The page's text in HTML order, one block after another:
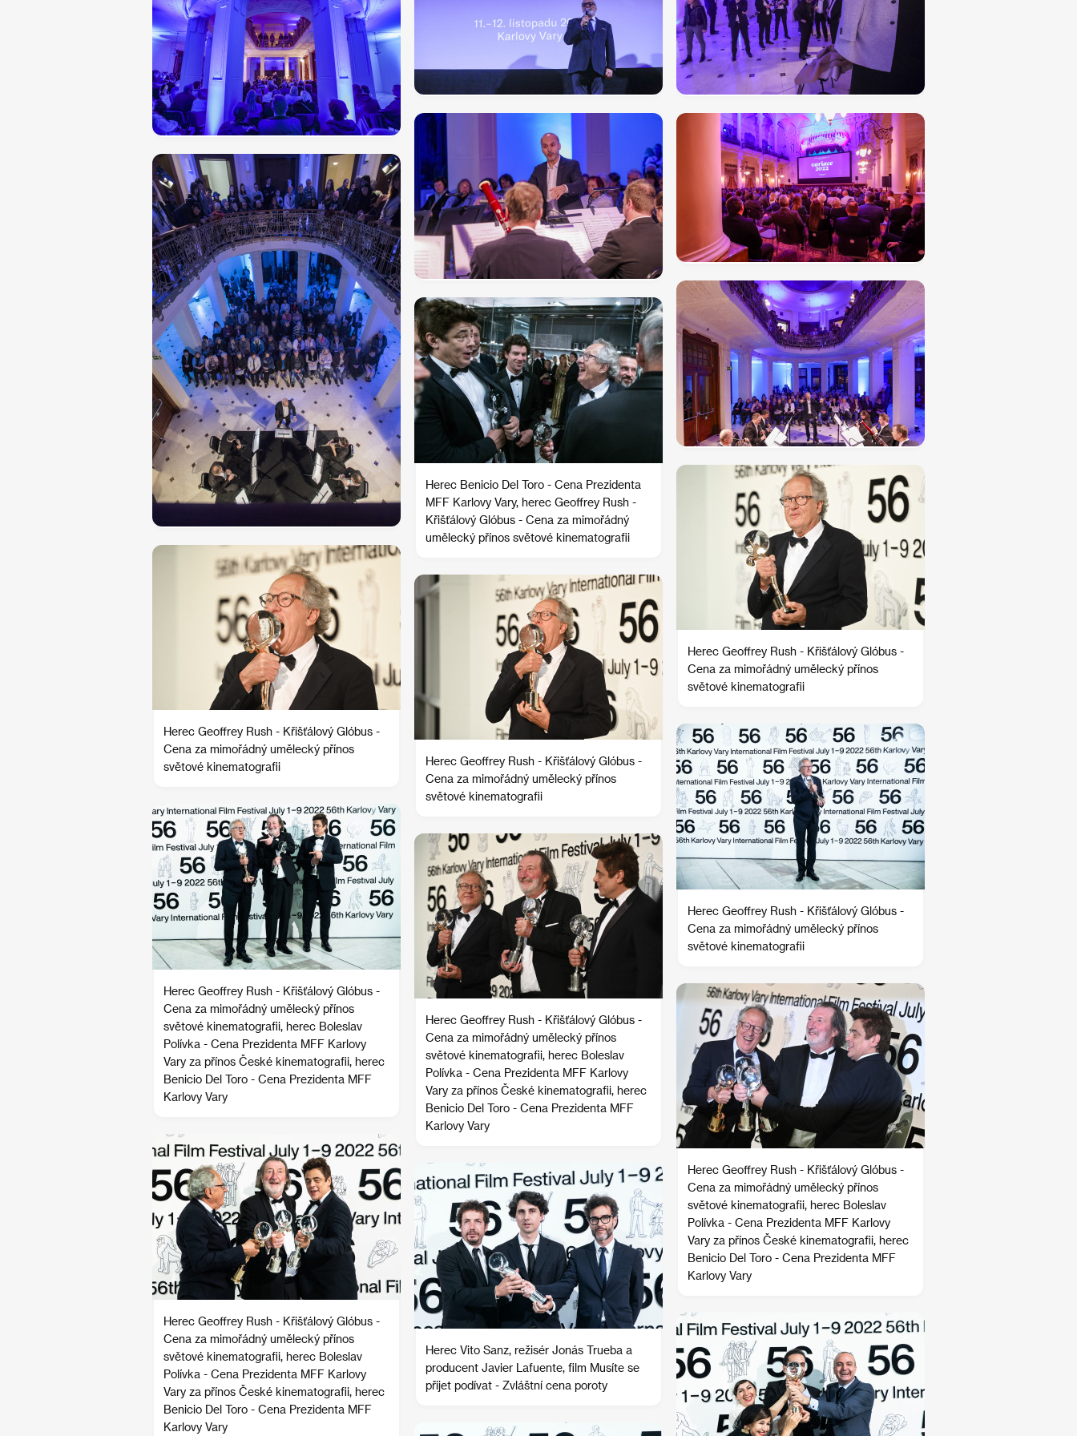
Herec Benicio Del Toro - Cena Prezidenta
MFF Karlovy Vary, herec Geoffrey Rush -
Křišťálový Glóbus - Cena za mimořádný
umělecký přínos světové kinematografii
Herec Geoffrey Rush - Křišťálový Glóbus -
Cena za mimořádný umělecký přínos
světové kinematografii
Herec Geoffrey Rush - Křišťálový Glóbus -
Cena za mimořádný umělecký přínos
světové kinematografii
Herec Geoffrey Rush - Křišťálový Glóbus -
Cena za mimořádný umělecký přínos
světové kinematografii
Herec Geoffrey Rush - Křišťálový Glóbus -
Cena za mimořádný umělecký přínos
světové kinematografii
Herec Geoffrey Rush - Křišťálový Glóbus -
Cena za mimořádný umělecký přínos
světové kinematografii, herec Boleslav
Polívka - Cena Prezidenta MFF Karlovy
Vary za přínos České kinematografii, herec
Benicio Del Toro - Cena Prezidenta MFF
Karlovy Vary
Herec Geoffrey Rush - Křišťálový Glóbus -
Cena za mimořádný umělecký přínos
světové kinematografii, herec Boleslav
Polívka - Cena Prezidenta MFF Karlovy
Vary za přínos České kinematografii, herec
Benicio Del Toro - Cena Prezidenta MFF
Karlovy Vary
Herec Geoffrey Rush - Křišťálový Glóbus -
Cena za mimořádný umělecký přínos
světové kinematografii, herec Boleslav
Polívka - Cena Prezidenta MFF Karlovy
Vary za přínos České kinematografii, herec
Benicio Del Toro - Cena Prezidenta MFF
Karlovy Vary
Herec Geoffrey Rush - Křišťálový Glóbus -
Cena za mimořádný umělecký přínos
světové kinematografii, herec Boleslav
Polívka - Cena Prezidenta MFF Karlovy
Vary za přínos České kinematografii, herec
Benicio Del Toro - Cena Prezidenta MFF
Karlovy Vary
Herec Vito Sanz, režisér Jonás Trueba a
producent Javier Lafuente, film Musíte se
přijet podívat - Zvláštní cena poroty